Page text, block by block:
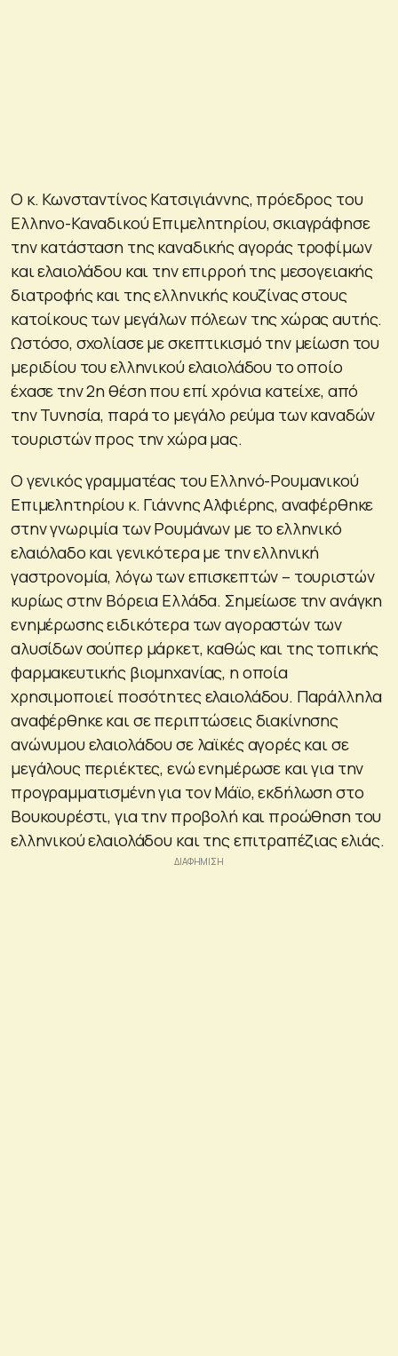
Ο κ. Κωνσταντίνος Κατσιγιάννης, πρόεδρος του
Ελληνο-Καναδικού Επιμελητηρίου, σκιαγράφησε
την κατάσταση της καναδικής αγοράς τροφίμων
και ελαιολάδου και την επιρροή της μεσογειακής
διατροφής και της ελληνικής κουζίνας στους
κατοίκους των μεγάλων πόλεων της χώρας αυτής.
Ωστόσο, σχολίασε με σκεπτικισμό την μείωση του
μεριδίου του ελληνικού ελαιολάδου το οποίο
έχασε την 2η θέση που επί χρόνια κατείχε, από
την Τυνησία, παρά το μεγάλο ρεύμα των καναδών
τουριστών προς την χώρα μας.
Ο γενικός γραμματέας του Ελληνό-Ρουμανικού
Επιμελητηρίου κ. Γιάννης Αλφιέρης, αναφέρθηκε
στην γνωριμία των Ρουμάνων με το ελληνικό
ελαιόλαδο και γενικότερα με την ελληνική
γαστρονομία, λόγω των επισκεπτών – τουριστών
κυρίως στην Βόρεια Ελλάδα. Σημείωσε την ανάγκη
ενημέρωσης ειδικότερα των αγοραστών των
αλυσίδων σούπερ μάρκετ, καθώς και της τοπικής
φαρμακευτικής βιομηχανίας, η οποία
χρησιμοποιεί ποσότητες ελαιολάδου. Παράλληλα
αναφέρθηκε και σε περιπτώσεις διακίνησης
ανώνυμου ελαιολάδου σε λαϊκές αγορές και σε
μεγάλους περιέκτες, ενώ ενημέρωσε και για την
προγραμματισμένη για τον Μάϊο, εκδήλωση στο
Βουκουρέστι, για την προβολή και προώθηση του
ελληνικού ελαιολάδου και της επιτραπέζιας ελιάς.